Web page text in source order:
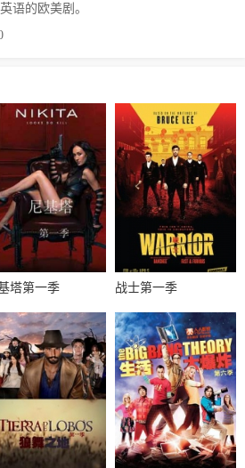
语的欧美剧。
塔第一季 战士第一季